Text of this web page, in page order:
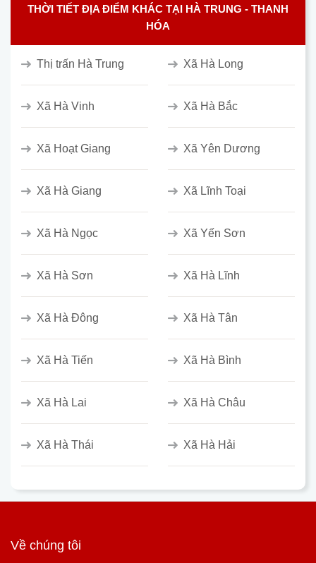
THỜI TIẾT ĐỊA ĐIỂM KHÁC TẠI HÀ TRUNG - THANH
HÓA
Thị trấn Hà Trung Xã Hà Long
Xã Hà Vinh Xã Hà Bắc
Xã Hoạt Giang Xã Yên Dương
Xã Hà Giang Xã Lĩnh Toại
Xã Hà Ngọc Xã Yến Sơn
Xã Hà Sơn Xã Hà Lĩnh
Xã Hà Đông Xã Hà Tân
Xã Hà Tiến Xã Hà Bình
Xã Hà Lai Xã Hà Châu
Xã Hà Thái Xã Hà Hải
Về chúng tôi